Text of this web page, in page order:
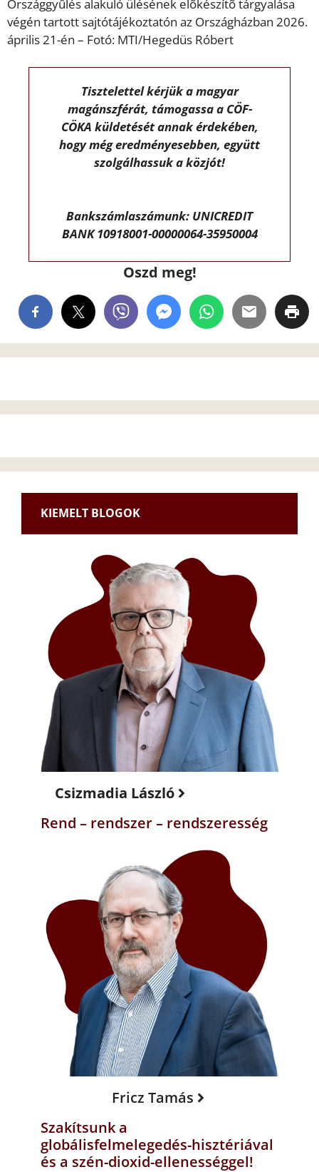
Országgyûlés alakuló ülésének elõkészítõ tárgyalása
végén tartott sajtótájékoztatón az Országházban 2026.
április 21-én – Fotó: MTI/Hegedüs Róbert
Tisztelettel kérjük a magyar
magánszférát, támogassa a CÖF-
CÖKA küldetését annak érdekében,
hogy még eredményesebben, együtt
szolgálhassuk a közjót!
Bankszámlaszámunk: UNICREDIT
BANK 10918001-00000064-35950004
Oszd meg!
KIEMELT BLOGOK
Csizmadia László
Rend – rendszer – rendszeresség
Fricz Tamás
Szakítsunk a
globálisfelmelegedés-hisztériával
és a szén-dioxid-ellenességgel!